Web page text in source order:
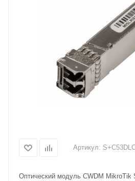
Артикул:
Оптический модуль CWDM MikroTik